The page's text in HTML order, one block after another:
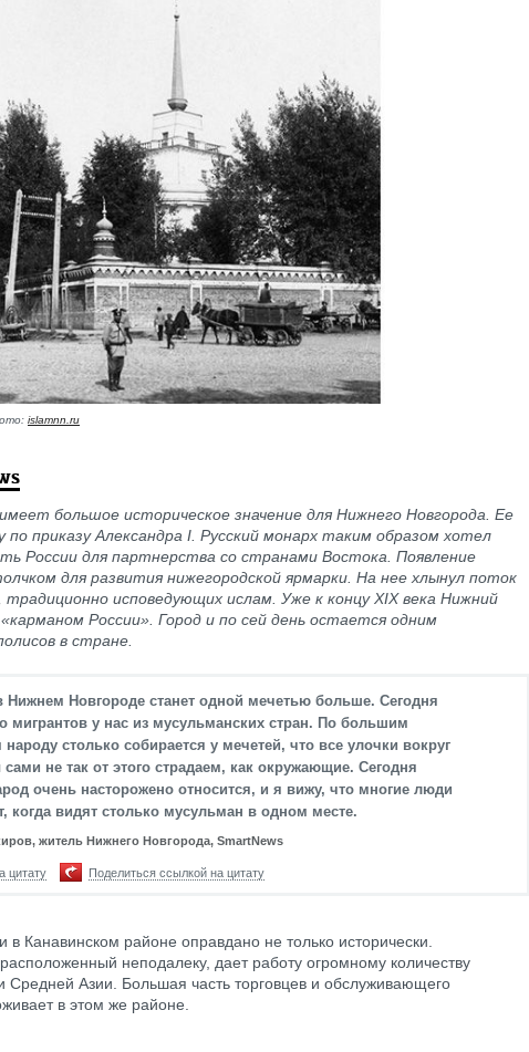
islamnn.ru
большое историческое значение для Нижнего Новгорода. Ее
по приказу Александра I. Русский монарх таким образом хотел
России для партнерства со странами Востока. Появление
для развития нижегородской ярмарки. На нее хлынул поток
традиционно исповедующих ислам. Уже к концу XIX века Нижний
России». Город и по сей день остается одним
в стране.
Нижнем Новгороде станет одной мечетью больше. Сегодня
мигрантов у нас из мусульманских стран. По большим
народу столько собирается у мечетей, что все улочки вокруг
не так от этого страдаем, как окружающие. Сегодня
очень насторожено относится, и я вижу, что многие люди
когда видят столько мусульман в одном месте.
житель Нижнего Новгорода, SmartNews
цитату Поделиться ссылкой на цитату
в Канавинском районе оправдано не только исторически.
неподалеку, дает работу огромному количеству
Средней Азии. Большая часть торговцев и обслуживающего
в этом же районе.